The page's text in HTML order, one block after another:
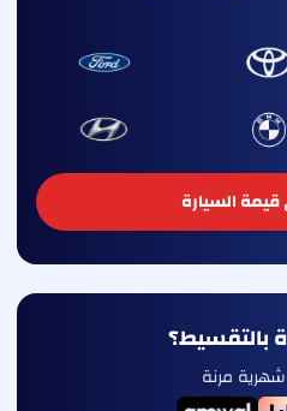
السيارة
بالتقسيط؟
مرنة